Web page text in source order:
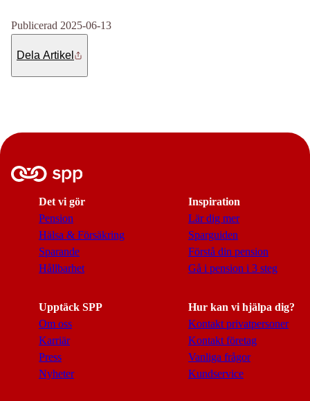
Publicerad 2025-06-13
Dela Artikel
Det vi gör
Pension
Hälsa & Försäkring
Sparande
Hållbarhet
Inspiration
Lär dig mer
Sparguiden
Förstå din pension
Gå i pension i 3 steg
Upptäck SPP
Om oss
Karriär
Press
Nyheter
Hur kan vi hjälpa dig?
Kontakt privatpersoner
Kontakt företag
Vanliga frågor
Kundservice